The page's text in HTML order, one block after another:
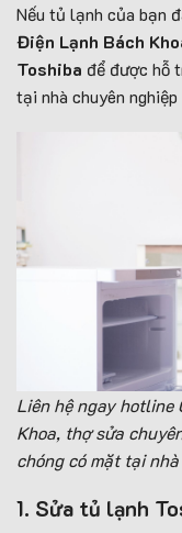
Nếu tủ lạnh của bạn
Điện Lạnh Bách
Toshiba để được hỗ
tại nhà chuyên
Liên hệ ngay
Khoa, thợ sửa
chóng có mặt tại
1. Sửa tủ lạnh